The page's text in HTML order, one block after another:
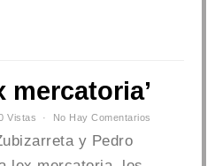
mercatoria’
Vistas No Hay Comentarios
y Pedro